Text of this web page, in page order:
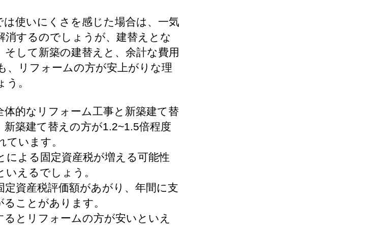
使いにくさを感じた場合は、一気
消するのでしょうが、建替えとな
そして新築の建替えと、余計な費用
、リフォームの方が安上がりな理
。
体的なリフォーム工事と新築建て替
新築建て替えの方が1.2~1.5倍程度
います。
による固定資産税が増える可能性
えるでしょう。
資産税評価額があがり、年間に支
ことがあります。
とリフォームの方が安いといえ